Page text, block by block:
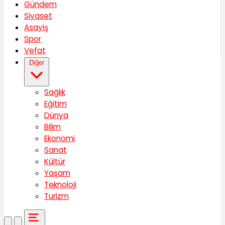
Gündem
Siyaset
Asayiş
Spor
Vefat
Diğer
Sağlık
Eğitim
Dünya
Bilim
Ekonomi
Sanat
Kültür
Yaşam
Teknoloji
Turizm